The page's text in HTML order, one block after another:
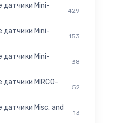
датчики Mini-
429
датчики Mini-
153
датчики Mini-
38
MIRCO-
52
Misc. and
13